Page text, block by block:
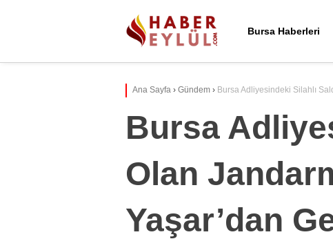
Bursa Haberleri
Ana Sayfa › Gündem › Bursa Adliyesindeki Silahlı
Bursa
Olan
Yaşar’dan